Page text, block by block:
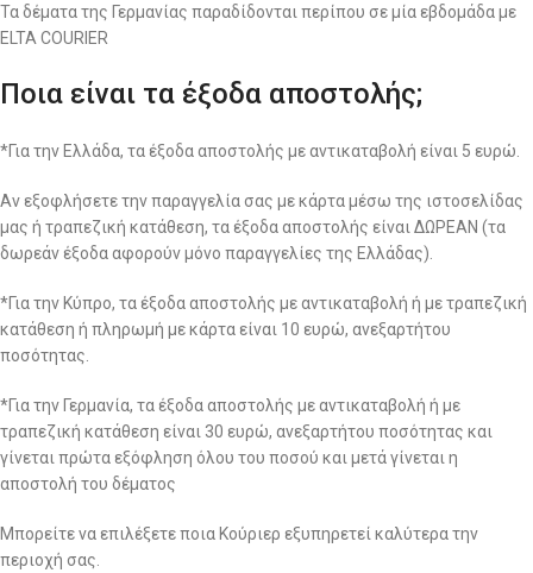
Τα δέματα της Γερμανίας παραδίδονται περίπου σε μία εβδομάδα με
ELTA COURIER
Ποια είναι τα έξοδα αποστολής;
*Για την Ελλάδα, τα έξοδα αποστολής με αντικαταβολή είναι 5 ευρώ.
Αν εξοφλήσετε την παραγγελία σας με κάρτα μέσω της ιστοσελίδας
μας ή τραπεζική κατάθεση, τα έξοδα αποστολής είναι ΔΩΡΕΑΝ (τα
δωρεάν έξοδα αφορούν μόνο παραγγελίες της Ελλάδας).
*Για την Κύπρο, τα έξοδα αποστολής με αντικαταβολή ή με τραπεζική
κατάθεση ή πληρωμή με κάρτα είναι 10 ευρώ, ανεξαρτήτου
ποσότητας.
*Για την Γερμανία, τα έξοδα αποστολής με αντικαταβολή ή με
τραπεζική κατάθεση είναι 30 ευρώ, ανεξαρτήτου ποσότητας και
γίνεται πρώτα εξόφληση όλου του ποσού και μετά γίνεται η
αποστολή του δέματος
Μπορείτε να επιλέξετε ποια Κούριερ εξυπηρετεί καλύτερα την
περιοχή σας.